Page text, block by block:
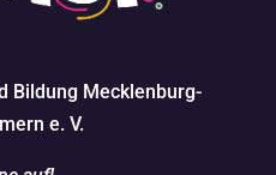
Bildung Mecklenburg-
e. V.